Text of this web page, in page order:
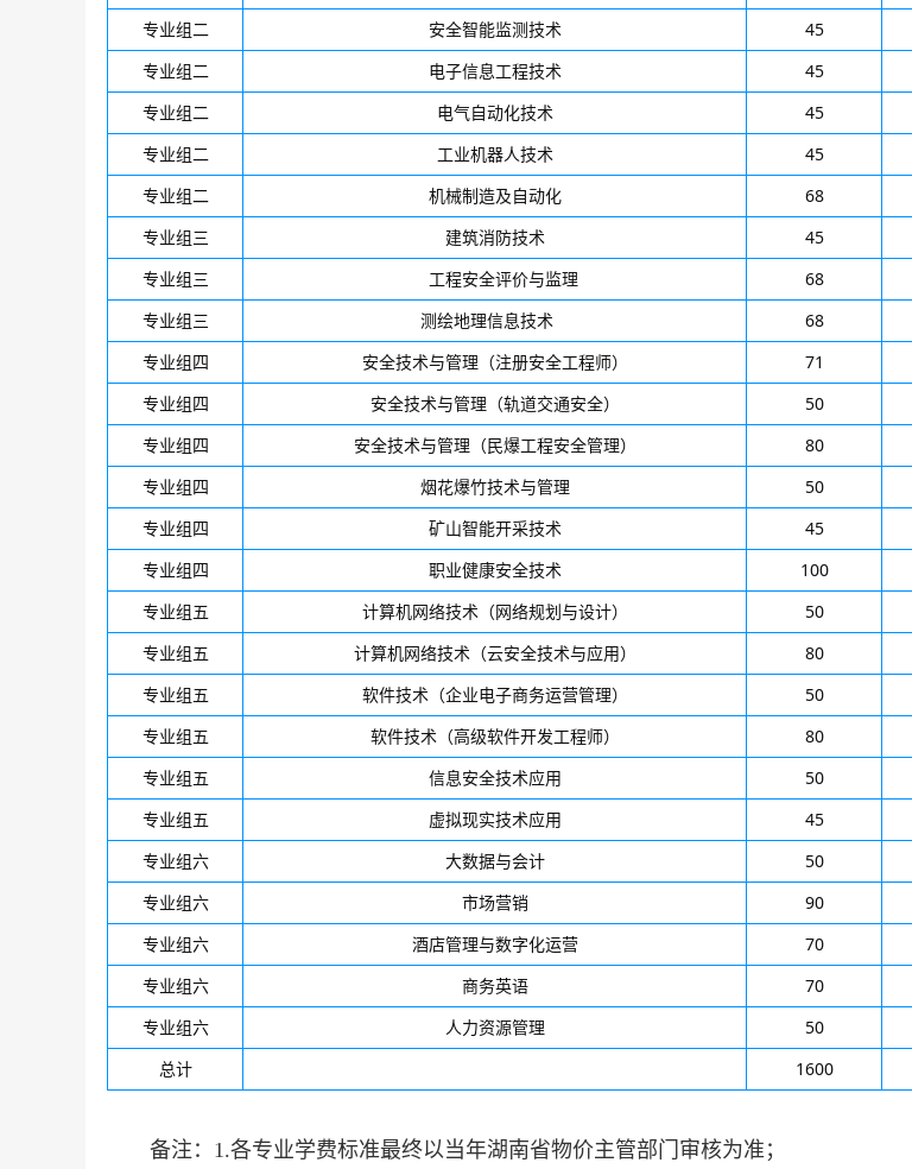
专业组二
安全智能监测技术 45
专业组二
电子信息工程技术 45
专业组二
电气自动化技术 45
专业组二
工业机器人技术 45
专业组二
机械制造及自动化 68
专业组三
建筑消防技术 45
专业组三
工程安全评价与监理 68
专业组三
测绘地理信息技术 68
专业组四
安全技术与管理（注册安全工程师） 71
专业组四
安全技术与管理（轨道交通安全） 50
专业组四
安全技术与管理（民爆工程安全管理） 80
专业组四
烟花爆竹技术与管理 50
专业组四
矿山智能开采技术 45
专业组四
职业健康安全技术 100
专业组五
计算机网络技术（网络规划与设计） 50
专业组五
计算机网络技术（云安全技术与应用） 80
专业组五
软件技术（企业电子商务运营管理） 50
专业组五
软件技术（高级软件开发工程师） 80
专业组五
信息安全技术应用 50
专业组五
虚拟现实技术应用 45
专业组六
大数据与会计 50
专业组六
市场营销 90
专业组六
酒店管理与数字化运营 70
专业组六
商务英语 70
专业组六
人力资源管理 50
总计
1600
备注：1.各专业学费标准最终以当年湖南省物价主管部门审核为准；